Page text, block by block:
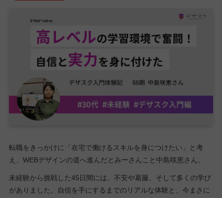
転職をきっかけに「在宅で働けるスキルを身につけたい」と考
え、WEBデザインの道へ進んだとみーさんこと中島咲恵さん。
未経験から挑戦した45日間には、不安や葛藤、そして多くの学び
がありました。自信を手にするまでのリアルな体験と、今まさに